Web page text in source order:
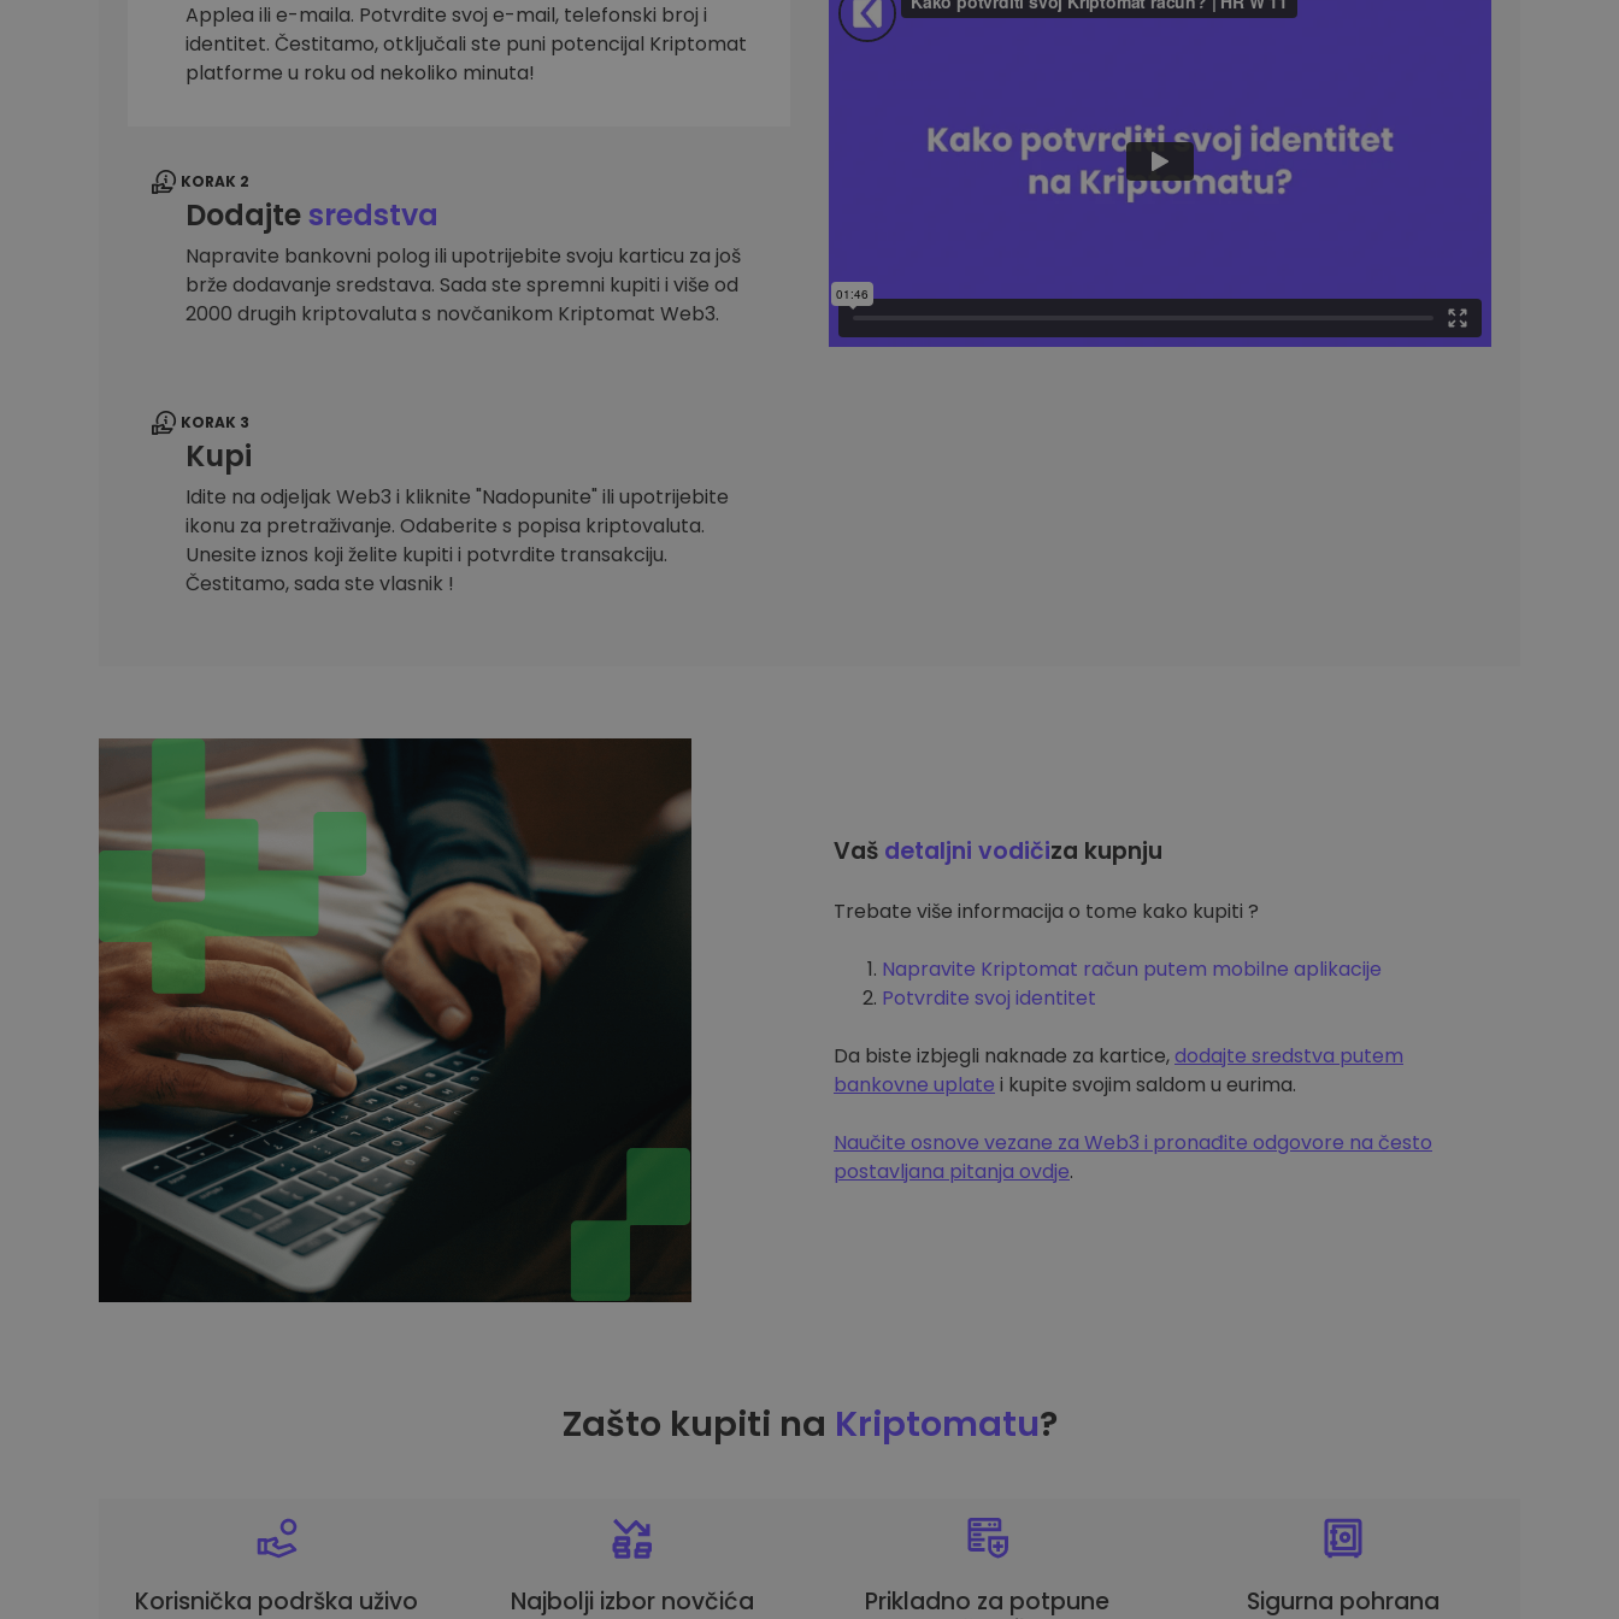
Istraživač ulaganja
Pronađi svoju kripto strategiju
Applea ili e-maila. Potvrdite svoj e-mail, telefonski broj i
identitet. Čestitamo, otključali ste puni potencijal Kriptomat
platforme u roku od nekoliko minuta!
KORAK 2
Dodajtesredstva
Napravite bankovni polog ili upotrijebite svoju karticu za još
brže dodavanje sredstava. Sada ste spremni kupiti i više od
2000 drugih kriptovaluta s novčanikom Kriptomat Web3.
KORAK 3
Kupi
Idite na odjeljak Web3 i kliknite "Nadopunite" ili upotrijebite
ikonu za pretraživanje. Odaberite s popisa kriptovaluta.
Unesite iznos koji želite kupiti i potvrdite transakciju.
Čestitamo, sada ste vlasnik !
Vaš detaljni vodičiza kupnju
Trebate više informacija o tome kako kupiti ?
Napravite Kriptomat račun putem mobilne aplikacije
Potvrdite svoj identitet
Da biste izbjegli naknade za kartice,dodajte sredstva putem
bankovne uplate i kupite svojim saldom u eurima.
Naučite osnove vezane za Web3 i pronađite odgovore na često
postavljana pitanja ovdje.
Zašto kupiti na Kriptomatu?
Korisnička podrška uživo Najbolji izbor novčića
Prikladno za potpune
Sigurna pohrana